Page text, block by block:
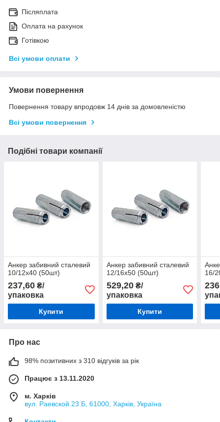
Післяплата
Оплата на рахунок
Готівкою
Всі умови оплати
Умови повернення
Повернення товару впродовж 14 днів за домовленістю
Всі умови повернення
Подібні товари компанії
Анкер забивний сталевий
10/12х40 (50шт)
237,60 ₴/
упаковка
Купити
Анкер забивний сталевий
12/16х50 (50шт)
529,20₴/
упаковка
Купити
16/
Про нас
98% позитивних з 310 відгуків за рік
Працює з 13.11.2020
м. Харків
вул. Раевской 23 Б, 61000, Харків, Україна